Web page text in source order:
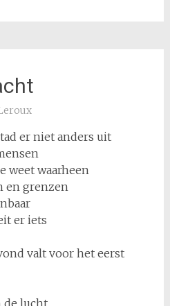
er niet anders uit
weet waarheen
en grenzen
er iets
valt voor het eerst
de lucht